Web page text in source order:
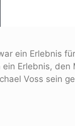
ein Erlebnis
Erlebnis,
Voss sein